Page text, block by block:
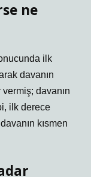
ne
ilk
davanın
davanın
ilk derece
kısmen